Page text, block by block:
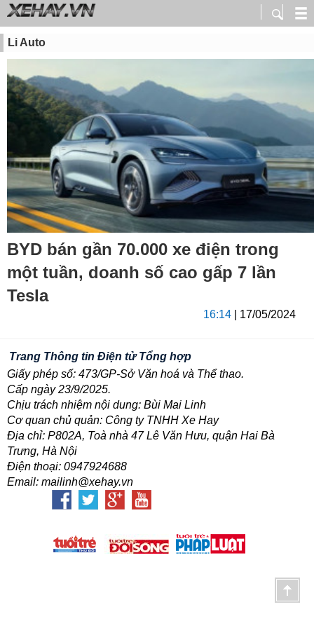
Li Auto
BYD bán gần 70.000 xe điện trong
một tuần, doanh số cao gấp 7 lần
Tesla
16:14 | 17/05/2024
Trang Thông tin Điện tử Tổng hợp
Giấy phép số: 473/GP-Sở Văn hoá và Thể thao.
Cấp ngày 23/9/2025.
Chịu trách nhiệm nội dung: Bùi Mai Linh
Cơ quan chủ quản: Công ty TNHH Xe Hay
Địa chỉ: P802A, Toà nhà 47 Lê Văn Hưu, quận Hai Bà
Trưng, Hà Nội
Điện thoại: 0947924688
Email: mailinh@xehay.vn